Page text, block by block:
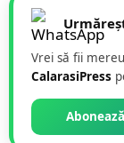
Vrei să fii
CalarasiPress